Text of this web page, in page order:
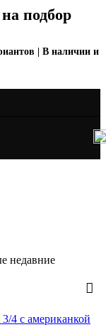
подбор
| В наличии и
недавние